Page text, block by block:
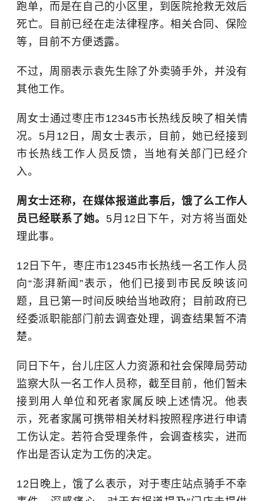
跑单，而是在自己的小区里，到医院抢救无效后
死亡。目前已经在走法律程序。相关合同、保险
等，目前不方便透露。
不过，周丽表示袁先生除了外卖骑手外，并没有
其他工作。
周女士通过枣庄市12345市长热线反映了相关情
况。5月12日，周女士表示，目前，她已经接到
市长热线工作人员反馈，当地有关部门已经介
入。
周女士还称，在媒体报道此事后，饿了么工作人
员已经联系了她。 5月12日下午，对方将当面处
理此事。
12日下午，枣庄市12345市长热线一名工作人员
向“澎湃新闻”表示，他们已接到市民反映该问
题，且已第一时间反映给当地政府；目前政府已
经委派职能部门前去调查处理，调查结果暂不清
楚。
同日下午，台儿庄区人力资源和社会保障局劳动
监察大队一名工作人员称，截至目前，他们暂未
接到用人单位和死者家属反映上述情况。他表
示，死者家属可携带相关材料按照程序进行申请
工伤认定。若符合受理条件，会调查核实，进而
作出是否认定为工伤的决定。
12日晚上，饿了么表示，对于枣庄站点骑手不幸